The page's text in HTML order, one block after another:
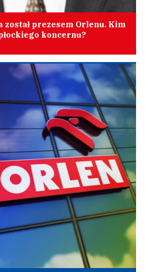
został prezesem Orlenu. Kim
koncernu?